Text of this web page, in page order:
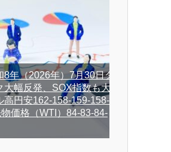
8年（2026年）7月30日ダ
大幅反発、SOX指数も大
高円安162-158-159-158-
価格（WTI）84-83-84-